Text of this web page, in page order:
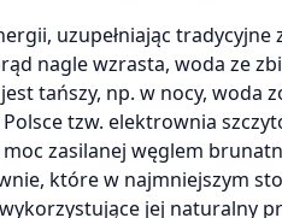
uzupełniając tradycyjne
nagle wzrasta, woda ze
tańszy, np. w nocy, woda
tzw. elektrownia
zasilanej węglem
które w najmniejszym
jej naturalny